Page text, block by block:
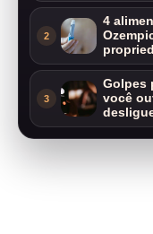
2
4
3
Golpes
você